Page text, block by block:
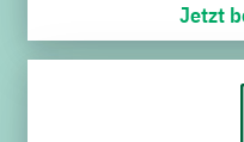
Jetzt